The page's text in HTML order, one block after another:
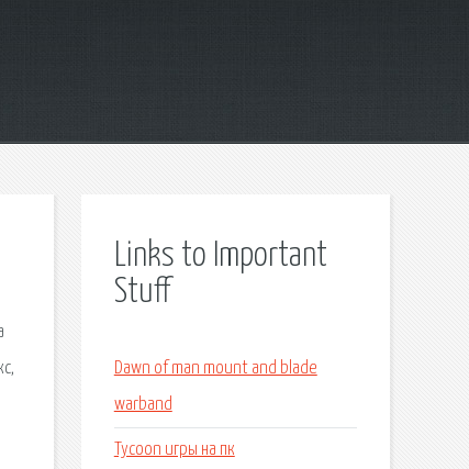
Links to Important
Stuff
Dawn of man mount and blade
warband
Tycoon игры на пк